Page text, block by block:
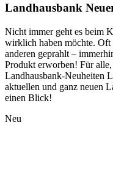
Landhausbank
Nicht immer geht es beim
wirklich haben möchte.
anderen geprahlt –
Produkt erworben! Für
Landhausbank-Neuheiten
aktuellen und ganz neuen
einen Blick!
Neu